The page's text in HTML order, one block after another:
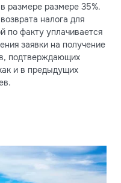
размере размере 35%.
налога для
по факту уплачивается
заявки на получение
подтверждающих
и в предыдущих